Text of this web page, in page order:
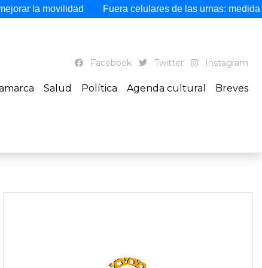
Fuera celulares de las urnas: medida busca
Facebook Twitter Instagram
Salud Política Agenda cultural Breves